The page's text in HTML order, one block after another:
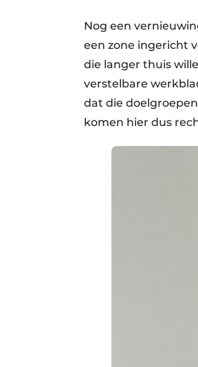
Nog een
een zone ingericht
die langer thuis
verstelbare
dat die
komen hier dus